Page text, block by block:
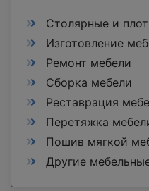
Столярные и
Изготовление
Ремонт мебели
Сборка мебели
Реставрация
Перетяжка
Пошив мягкой
Другие